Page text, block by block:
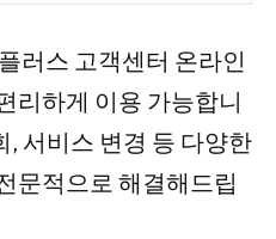
러스 고객센터 온라인
리하게 이용 가능합니
, 서비스 변경 등 다양한
문적으로 해결해드립